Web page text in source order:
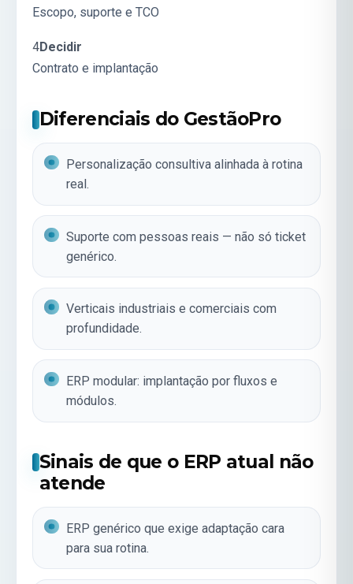
Escopo, suporte e TCO
4Decidir
Contrato e implantação
Diferenciais do GestãoPro
Personalização consultiva alinhada à rotina
real.
Suporte com pessoas reais — não só ticket
genérico.
Verticais industriais e comerciais com
profundidade.
ERP modular: implantação por fluxos e
módulos.
Sinais de que o ERP atual não
atende
ERP genérico que exige adaptação cara
para sua rotina.